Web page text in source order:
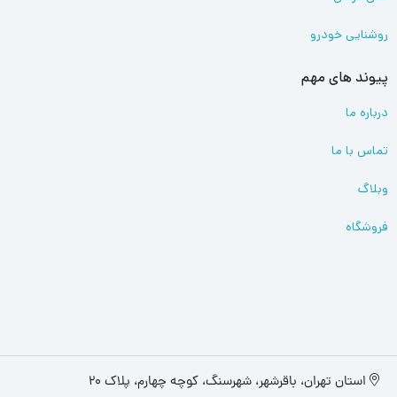
روشنایی خودرو
پیوند های مهم
درباره ما
تماس با ما
وبلاگ
فروشگاه
استان تهران، باقرشهر، شهرسنگ، کوچه چهارم، پلاک 20